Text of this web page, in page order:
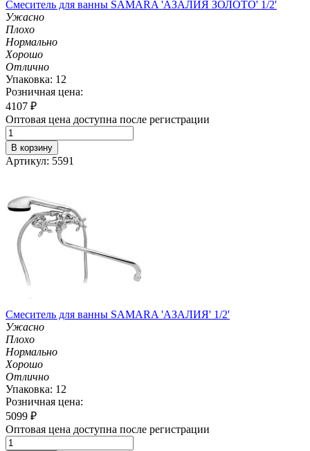
Смеситель для ванны SAMARA 'АЗАЛИЯ ЗОЛОТО' 1/2'
Ужасно
Плохо
Нормально
Хорошо
Отлично
Упаковка: 12
Розничная цена:
4107 ₽
Оптовая цена доступна после регистрации
В корзину
Артикул: 5591
Смеситель для ванны SAMARA 'АЗАЛИЯ' 1/2'
Ужасно
Плохо
Нормально
Хорошо
Отлично
Упаковка: 12
Розничная цена:
5099 ₽
Оптовая цена доступна после регистрации